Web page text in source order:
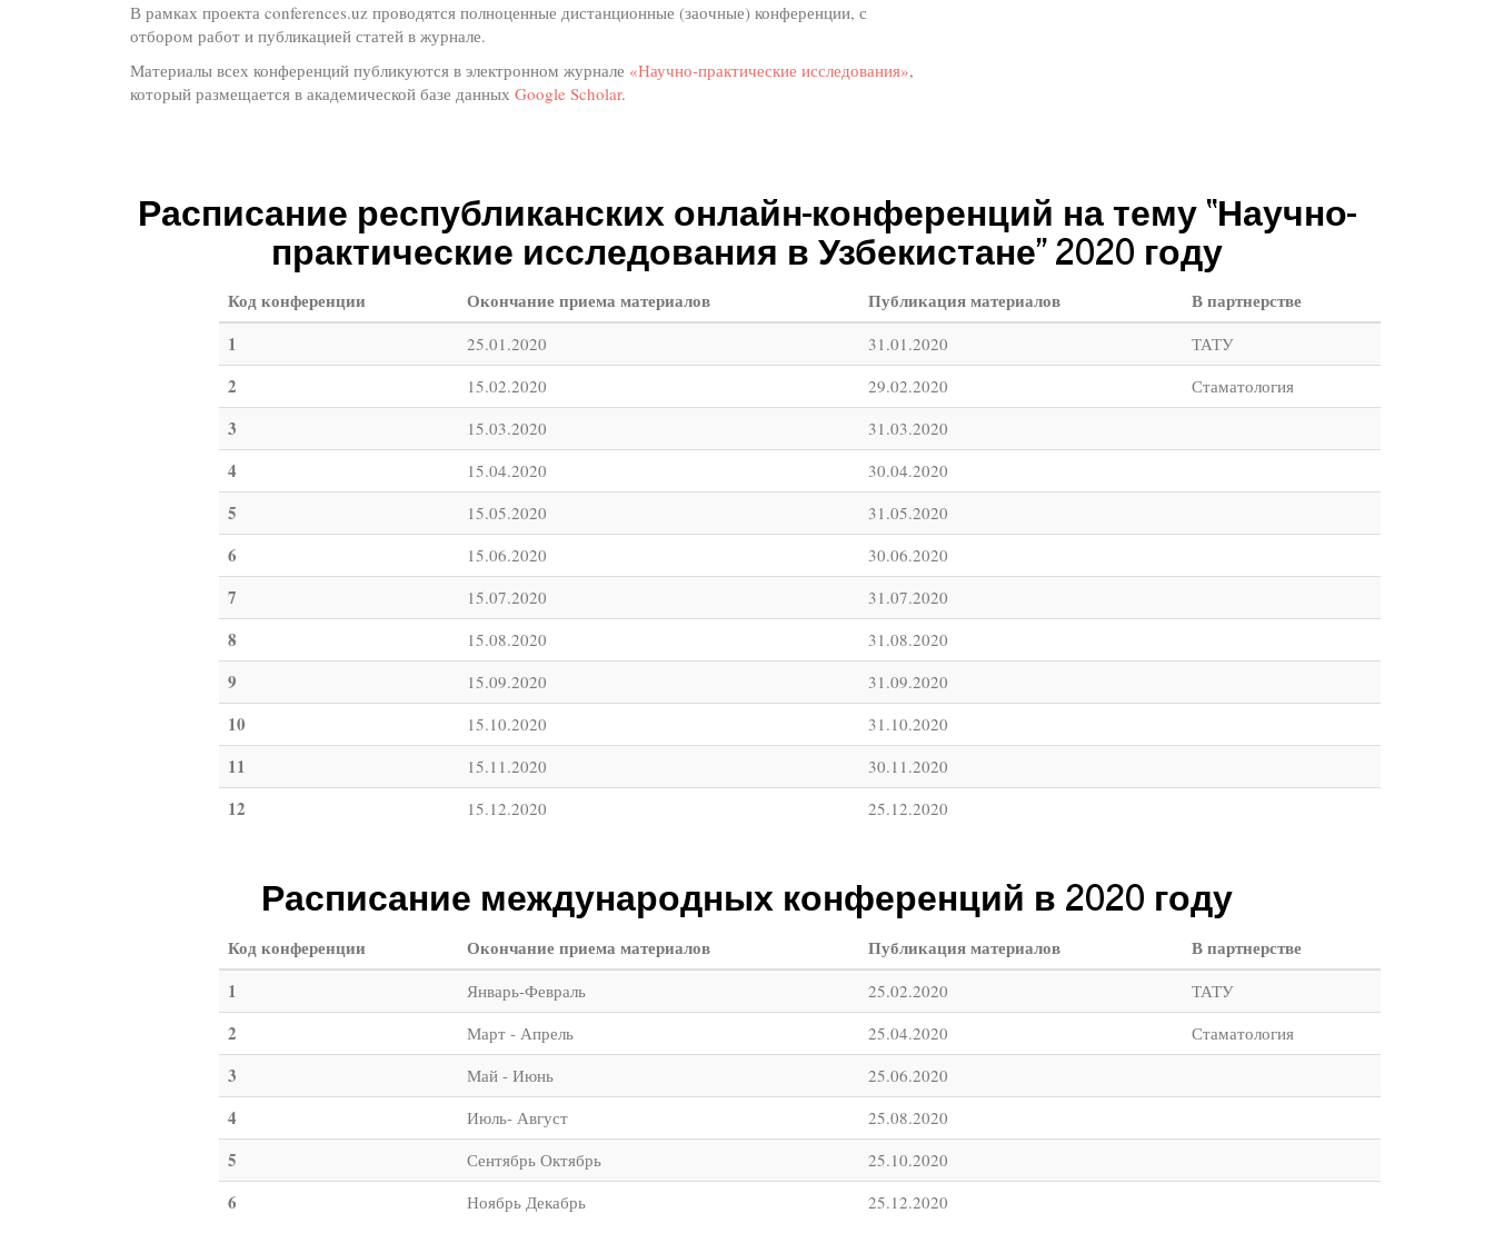
В рамках проекта conferences.uz проводятся полноценные дистанционные (заочные) конференции, с
отбором работ и публикацией статей в журнале.
Материалы всех конференций публикуются в электронном журнале «Научно-практические исследования»,
который размещается в академической базе данных Google Scholar.
Расписание республиканских онлайн-конференций на тему “Научно-
практические исследования в Узбекистане” 2020 году
Код конференции Окончание приема материалов Публикация материалов
В партнерстве
1
25.01.2020 31.01.2020 ТАТУ
2 15.02.2020 29.02.2020 Стаматология
3 15.03.2020 31.03.2020
4 15.04.2020 30.04.2020
5 15.05.2020 31.05.2020
6 15.06.2020 30.06.2020
7 15.07.2020 31.07.2020
8 15.08.2020 31.08.2020
9 15.09.2020 31.09.2020
10 15.10.2020 31.10.2020
11 15.11.2020 30.11.2020
12 15.12.2020 25.12.2020
Расписание международных конференций в 2020 году
Код конференции Окончание приема материалов Публикация материалов
В партнерстве
1
Январь-Февраль 25.02.2020 ТАТУ
2 Март - Апрель 25.04.2020 Стаматология
3 Май - Июнь 25.06.2020
4 Июль- Август 25.08.2020
5 Сентябрь Октябрь 25.10.2020
6 Ноябрь Декабрь 25.12.2020